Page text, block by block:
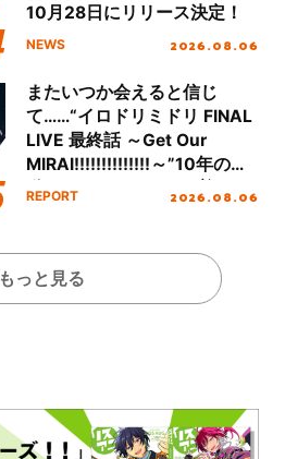
10月28日にリリース決定！
NEWS 2026.08.06
またいつか会えると信じ
て……“イロドリミドリ FINAL
LIVE 最終話 ～Get Our
MIRAI!!!!!!!!!!!!!!～”10年の活
動を経てファイナルを迎える
REPORT 2026.08.06
もっと見る